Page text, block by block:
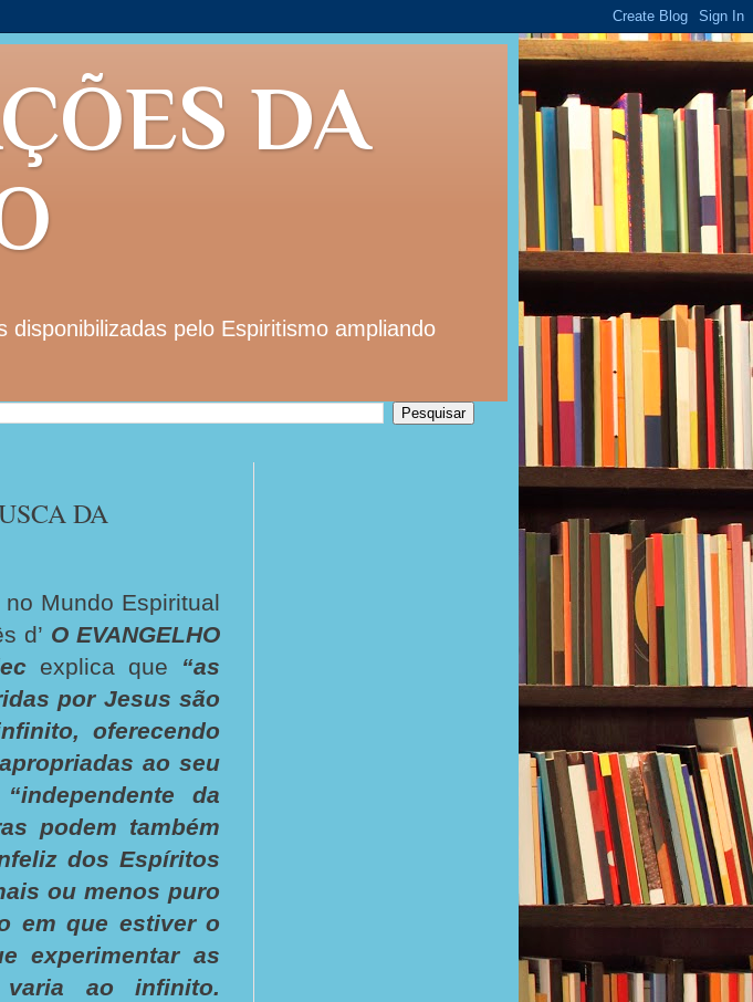
DA
pelo Espiritismo ampliando
DA
Mundo Espiritual
d’ O EVANGELHO
explica que “as
por Jesus são
oferecendo
ao seu
“independente da
podem também
dos Espíritos
ou menos puro
em que estiver o
experimentar as
ao infinito.